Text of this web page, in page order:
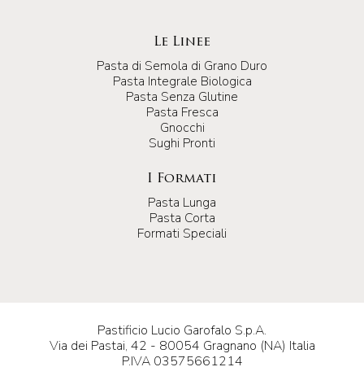
Le Linee
Pasta di Semola di Grano Duro
Pasta Integrale Biologica
Pasta Senza Glutine
Pasta Fresca
Gnocchi
Sughi Pronti
I Formati
Pasta Lunga
Pasta Corta
Formati Speciali
Pastificio Lucio Garofalo S.p.A.
Via dei Pastai, 42 - 80054 Gragnano (NA) Italia
P.IVA 03575661214